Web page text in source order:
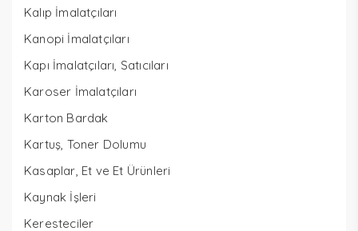
Kalıp İmalatçıları
Kanopi İmalatçıları
Kapı İmalatçıları, Satıcıları
Karoser İmalatçıları
Karton Bardak
Kartuş, Toner Dolumu
Kasaplar, Et ve Et Ürünleri
Kaynak İşleri
Keresteciler